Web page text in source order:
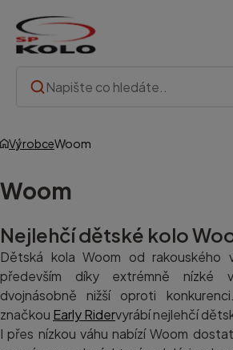
VýrobceWoom
Woom
Nejlehčí dětské kolo
Dětská kola Woom od rakouského
především díky extrémně nízké
dvojnásobně nižší oproti
značkou Early Ridervyrábí nejlehčí
I přes nízkou váhu nabízí Woom